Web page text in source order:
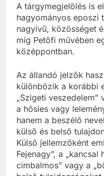
A tárgymegjelölés is
hagyományos eposzi
nagyívű, közösséget
míg Petőfi művében
középpontban.
Az állandó jelzők
különbözik a korábbi
„Szigeti veszedelem”
a hősies vagy
hanem a beszélő
külső és belső
Külső jellemzőként
Fejenagy”, a „kancsal
cimbalmos” vagy a